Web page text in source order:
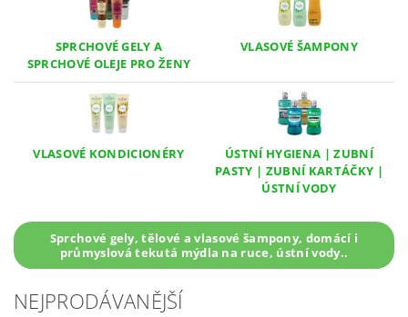
SPRCHOVÉ GELY A
SPRCHOVÉ OLEJE PRO ŽENY
VLASOVÉ ŠAMPONY
VLASOVÉ KONDICIONÉRY
ÚSTNÍ HYGIENA | ZUBNÍ
PASTY | ZUBNÍ KARTÁČKY |
ÚSTNÍ VODY
Sprchové gely, tělové a vlasové šampony, domácí i
průmyslová tekutá mýdla na ruce, ústní vody..
NEJPRODÁVANĚJŠÍ